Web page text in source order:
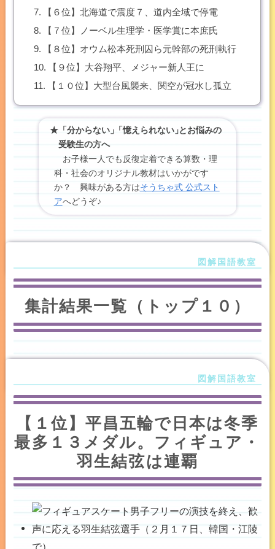
【６位】北海道で震度７、道内全域で停電
【７位】ノーベル生理学・医学賞に本庶氏
【８位】オウム松本死刑囚ら元幹部の死刑執行
【９位】大谷翔平、メジャー新人王に
【１０位】大型台風襲来、関空が冠水し孤立
★「分からない」「憶えられない」とお悩みの
受験生の方へ
お子様一人でも反復定着できる算数・理
科・社会のオリジナル教材はいかがです
か？ 興味がある方はそうちゃ式 公式スト
アへどうぞ♪
集計結果一覧（トップ１０）
【１位】平昌五輪で日本は冬季
最多１３メダル。フィギュア・
羽生結弦は連覇